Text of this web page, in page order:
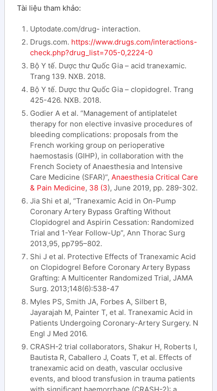
Tài liệu tham khảo:
Uptodate.com/drug- interaction.
Drugs.com. https://www.drugs.com/interactions-
check.php?drug_list=705-0,2224-0
Bộ Y tế. Dược thư Quốc Gia – acid tranexamic.
Trang 139. NXB. 2018.
Bộ Y tế. Dược thư Quốc Gia – clopidogrel. Trang
425-426. NXB. 2018.
Godier A et al. “Management of antiplatelet
therapy for non elective invasive procedures of
bleeding complications: proposals from the
French working group on perioperative
haemostasis (GIHP), in collaboration with the
French Society of Anaesthesia and Intensive
Care Medicine (SFAR)”, Anaesthesia Critical Care
& Pain Medicine, 38 (3), June 2019, pp. 289-302.
Jia Shi et al, “Tranexamic Acid in On-Pump
Coronary Artery Bypass Grafting Without
Clopidogrel and Aspirin Cessation: Randomized
Trial and 1-Year Follow-Up”, Ann Thorac Surg
2013,95, pp795–802.
Shi J et al. Protective Effects of Tranexamic Acid
on Clopidogrel Before Coronary Artery Bypass
Grafting: A Multicenter Randomized Trial, JAMA
Surg. 2013;148(6):538-47
Myles PS, Smith JA, Forbes A, Silbert B,
Jayarajah M, Painter T, et al. Tranexamic Acid in
Patients Undergoing Coronary-Artery Surgery. N
Engl J Med 2016.
CRASH-2 trial collaborators, Shakur H, Roberts I,
Bautista R, Caballero J, Coats T, et al. Effects of
tranexamic acid on death, vascular occlusive
events, and blood transfusion in trauma patients
with significant haemorrhage (CRASH-2): a